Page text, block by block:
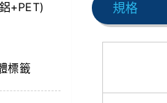
+PET)
標籤
規格